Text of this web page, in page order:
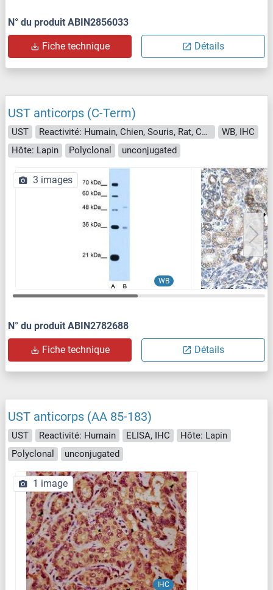
N° du produit ABIN2856033
Fiche technique Détails
UST anticorps (C-Term)
UST Reactivité: Humain, Chien, Souris, Rat, Cobaye, Cheval, Lapin
WB, IHC
Hôte: Lapin
Polyclonal unconjugated
WB
3 images
N° du produit ABIN2782688
Fiche technique Détails
UST anticorps (AA 85-183)
UST Reactivité: Humain ELISA, IHC
Hôte: Lapin
Polyclonal
unconjugated
IHC
1 image